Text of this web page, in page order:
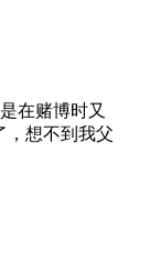
在赌博时又
，想不到我父